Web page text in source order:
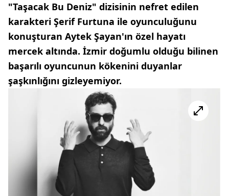
"Taşacak Bu Deniz" dizisinin nefret edilen
karakteri Şerif Furtuna ile oyunculuğunu
konuşturan Aytek Şayan'ın özel hayatı
mercek altında. İzmir doğumlu olduğu bilinen
başarılı oyuncunun kökenini duyanlar
şaşkınlığını gizleyemiyor.